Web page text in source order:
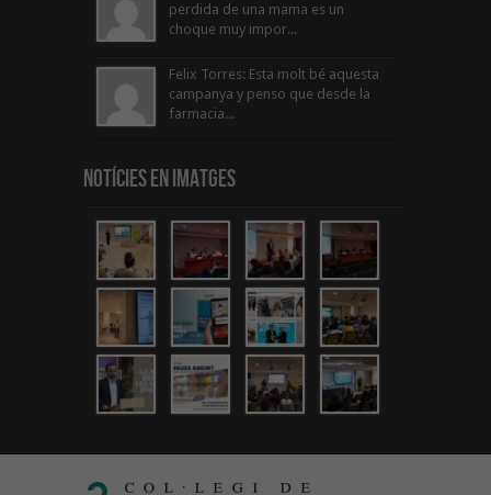
perdida de una mama es un
choque muy impor...
Felix Torres: Esta molt bé aquesta
campanya y penso que desde la
farmacia...
Notícies en Imatges